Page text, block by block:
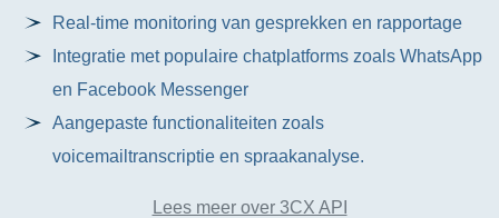
Real-time monitoring van gesprekken en rapportage
Integratie met populaire chatplatforms zoals WhatsApp
en Facebook Messenger
Aangepaste functionaliteiten zoals
voicemailtranscriptie en spraakanalyse.
Lees meer over 3CX API